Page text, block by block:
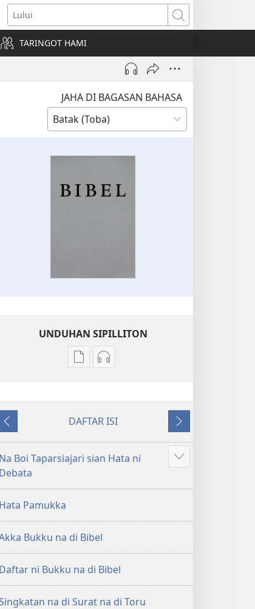
Lului
TARINGOT HAMI
JAHA DI BAGASAN BAHASA
UNDUHAN SIPILLITON
Sipilliton
Hata
Debata
tu
Naeng
Mangolu
di
Tano
na
Imbaru
Sipiliton
Hata
Debata
tu
Naeng
di
Tano
na
Imbaru
Andorang
DAFTAR ISI
Na
Mangihut
Na Boi Taparsiajari sian Hata ni
Debata
Patudu
umgodang
Hata Pamukka
Bukku na di Bibel
Daftar ni Bukku na di Bibel
na di Surat na di Toru